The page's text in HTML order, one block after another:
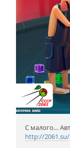
С малого…
http://2061.su/